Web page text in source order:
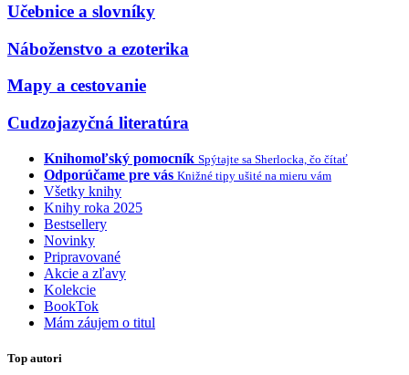
Učebnice a slovníky
Náboženstvo a ezoterika
Mapy a cestovanie
Cudzojazyčná literatúra
Knihomoľský pomocník Spýtajte sa Sherlocka, čo čítať
Odporúčame pre vás Knižné tipy ušité na mieru vám
Všetky knihy
Knihy roka 2025
Bestsellery
Novinky
Pripravované
Akcie a zľavy
Kolekcie
BookTok
Mám záujem o titul
Top autori